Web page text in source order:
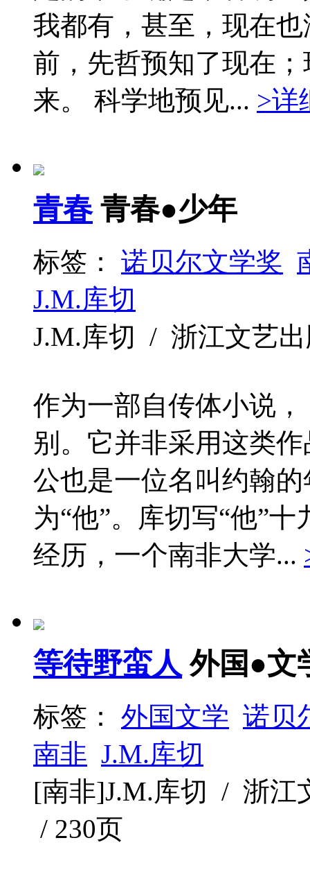
我都有，甚至，现在
前，先哲预知了现在
来。 科学地预见... >详
青春 青春●少年
标签： 诺贝尔文学奖
J.M.库切
J.M.库切 / 浙江文艺
作为一部自传体小说
别。它并非采用这类
公也是一位名叫约翰
为“他”。库切写“他”
经历，一个南非大学...
等待野蛮人 外国●文
标签： 外国文学 诺贝
南非 J.M.库切
[南非]J.M.库切 / 浙江
/ 230页